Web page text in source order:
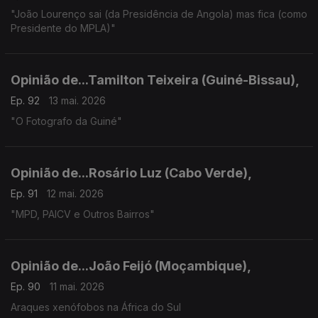
"João Lourenço sai (da Presidência de Angola) mas fica (como
Presidente do MPLA)"
Opinião de...Tamilton Teixeira (Guiné-Bissau),
Ep. 92
13 mai. 2026
"O Fotografo da Guiné"
Opinião de...Rosário Luz (Cabo Verde),
Ep. 91
12 mai. 2026
"MPD, PAICV e Outros Bairros"
Opinião de...João Feijó (Moçambique),
Ep. 90
11 mai. 2026
Araques xenófobos na África do Sul